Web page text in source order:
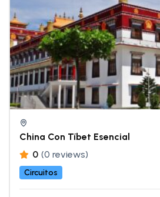
China Con Tíbet Esencial
0 (0 reviews)
Circuitos